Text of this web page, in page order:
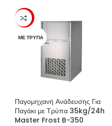
-23%
ΜΕ ΤΡΎΠΑ
Παγομηχανή Ανάδευσης Για
Παγάκι με Τρύπα 35kg/24h
Master Frost B-350